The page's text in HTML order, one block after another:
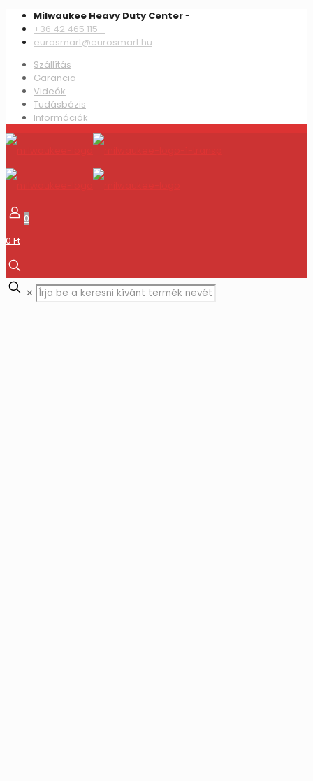
Milwaukee Heavy Duty Center-
+36 42 465 115 -
eurosmart@eurosmart.hu
Szállítás
Garancia
Videók
Tudásbázis
Információk
0
0 Ft
✕